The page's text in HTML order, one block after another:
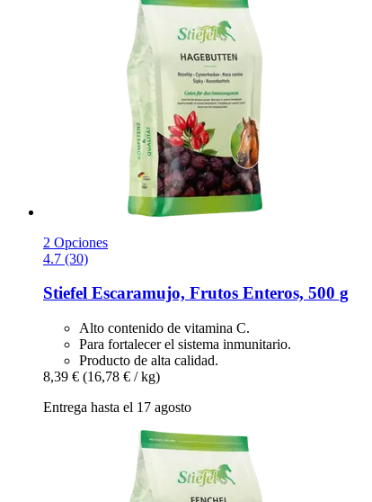
2 Opciones
4.7 (30)
Stiefel Escaramujo, Frutos Enteros, 500 g
Alto contenido de vitamina C.
Para fortalecer el sistema inmunitario.
Producto de alta calidad.
8,39 € (16,78 € / kg)
Entrega hasta el 17 agosto